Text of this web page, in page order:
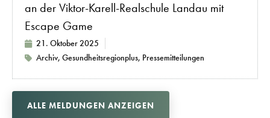
an der Viktor-Karell-Realschule Landau mit
Escape Game
21. Oktober 2025
Archiv, Gesundheitsregionplus, Pressemitteilungen
ALLE MELDUNGEN ANZEIGEN